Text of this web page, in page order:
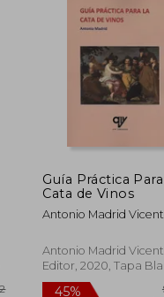
Guía Práctica
Cata de Vinos
Antonio Madrid
Antonio Madrid
Editor, 2020, Tapa
Nuevo